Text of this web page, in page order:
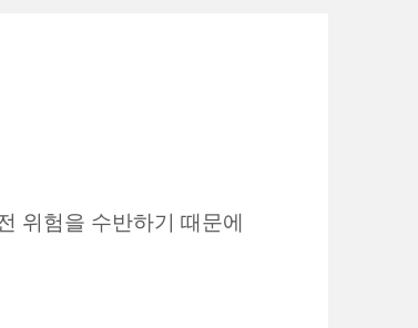
위험을 수반하기 때문에